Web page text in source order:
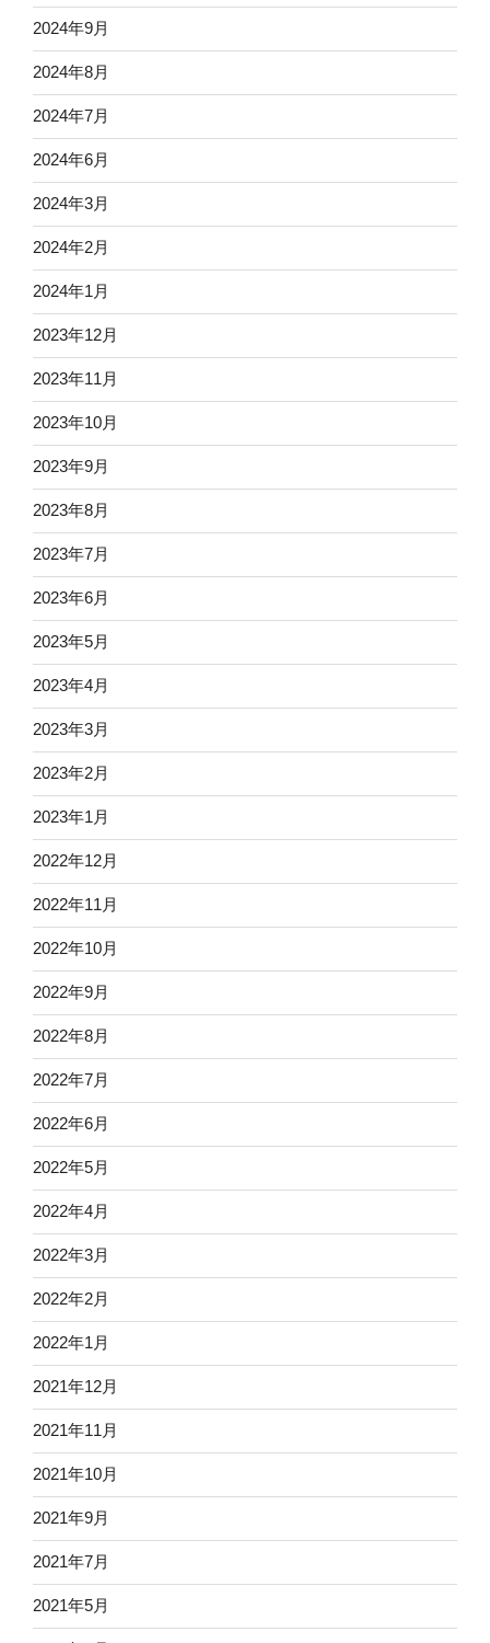
2024年9月
2024年8月
2024年7月
2024年6月
2024年3月
2024年2月
2024年1月
2023年12月
2023年11月
2023年10月
2023年9月
2023年8月
2023年7月
2023年6月
2023年5月
2023年4月
2023年3月
2023年2月
2023年1月
2022年12月
2022年11月
2022年10月
2022年9月
2022年8月
2022年7月
2022年6月
2022年5月
2022年4月
2022年3月
2022年2月
2022年1月
2021年12月
2021年11月
2021年10月
2021年9月
2021年7月
2021年5月